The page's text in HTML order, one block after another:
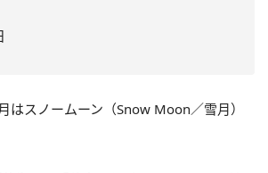
はスノームーン（Snow Moon／雪月）